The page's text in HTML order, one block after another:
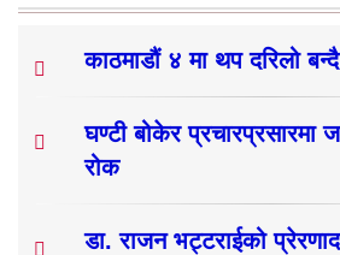
काठमाडौं ४ मा थप दरिलो
घण्टी बोकेर प्रचारप्रसारमा
रोक
डा. राजन भट्टराईको